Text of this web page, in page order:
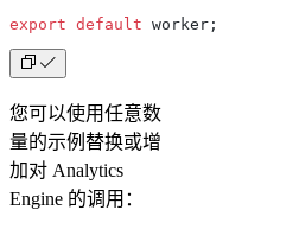
export default worker;
您可以使用任意数
量的示例替换或增
加对 Analytics
Engine 的调用：